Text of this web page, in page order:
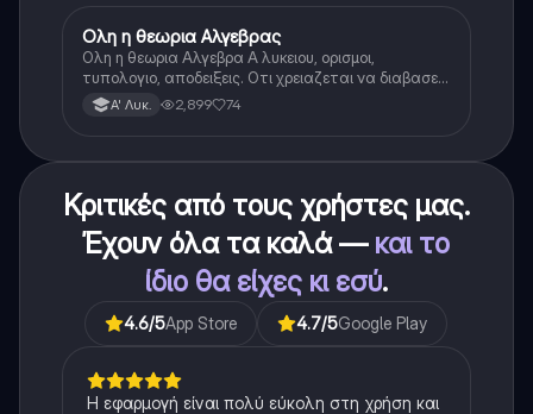
Μαθηματικά
Ολη η θεωρια Αλγεβρας
Ολη η θεωρια Αλγεβρα Α λυκειου, ορισμοι,
τυπολογιο, αποδειξεις. Οτι χρειαζεται να διαβασεις
για το θεωρητικο κομματι της αλγεβρας.
Α' Λυκ. 2,899 74
Κριτικές από τους χρήστες μας.
Έχουν όλα τα καλά — και το
ίδιο θα είχες κι εσύ.
4.6/5App Store 4.7/5Google Play
Η εφαρμογή είναι πολύ εύκολη στη χρήση και